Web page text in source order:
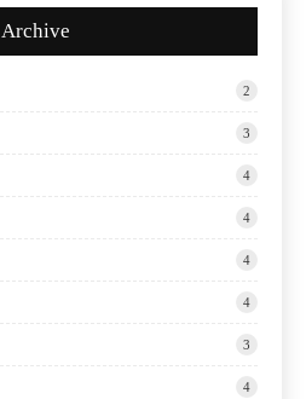
Archive
2
3
4
4
4
4
3
4